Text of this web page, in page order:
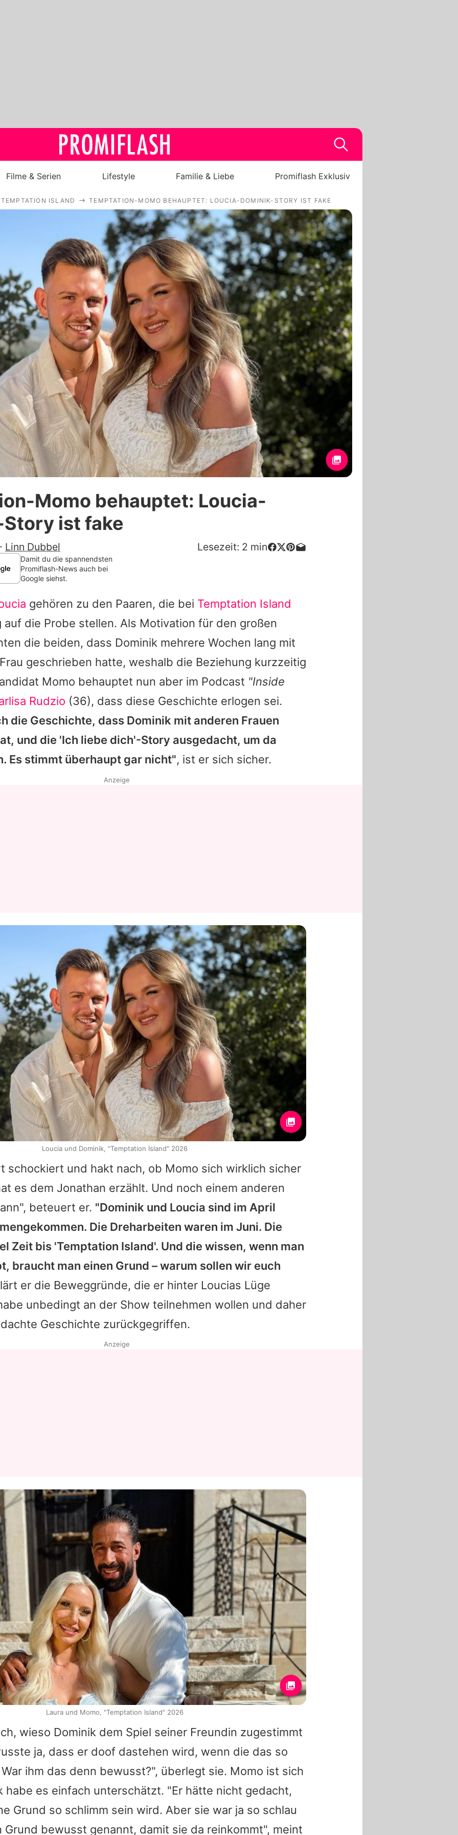
Royals
Stars
Filme & Serien
Lifestyle
Familie & Liebe
Promiflash Exklusiv
Alle Themen auf Promiflash
Jobs
App runterladen
Team
Redaktionelle Richtlinien
Impressum
Datenschutzerklärung
Nutzungsbedingungen
Utiq verwalten
Filme & Serien Lifestyle Familie & Liebe Promiflash Exklusiv
TEMPTATION ISLAND TEMPTATION-MOMO BEHAUPTET: LOUCIA-DOMINIK-STORY IST FAKE
Momo behauptet: Loucia-
ist fake
Linn Dubbel Lesezeit: 2 min
Damit du die spannendsten
Promiflash-News auch bei
Google siehst.
gehören zu den Paaren, die bei Temptation Island
auf die Probe stellen. Als Motivation für den großen
die beiden, dass Dominik mehrere Wochen lang mit
geschrieben hatte, weshalb die Beziehung kurzzeitig
Momo behauptet nun aber im Podcast "Inside
Rudzio (36), dass diese Geschichte erlogen sei.
die Geschichte, dass Dominik mit anderen Frauen
und die 'Ich liebe dich'-Story ausgedacht, um da
Es stimmt überhaupt gar nicht", ist er sich sicher.
schockiert und hakt nach, ob Momo sich wirklich sicher
es dem Jonathan erzählt. Und noch einem anderen
beteuert er. "Dominik und Loucia sind im April
Die Dreharbeiten waren im Juni. Die
Zeit bis 'Temptation Island'. Und die wissen, wenn man
braucht man einen Grund – warum sollen wir euch
er die Beweggründe, die er hinter Loucias Lüge
unbedingt an der Show teilnehmen wollen und daher
Geschichte zurückgegriffen.
wieso Dominik dem Spiel seiner Freundin zugestimmt
ja, dass er doof dastehen wird, wenn die das so
ihm das denn bewusst?", überlegt sie. Momo ist sich
habe es einfach unterschätzt. "Er hätte nicht gedacht,
Grund so schlimm sein wird. Aber sie war ja so schlau
Grund bewusst genannt, damit sie da reinkommt", meint
Anzeige
Loucia und Dominik, "Temptation Island" 2026
Anzeige
Laura und Momo, "Temptation Island" 2026